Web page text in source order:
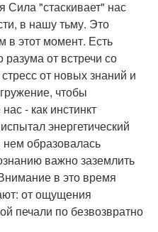
"стаскивает" нас
в нашу тьму. Это
в этот момент. Есть
от встречи со
от новых знаний и
чтобы
- как инстинкт
энергетический
нем образовалась
важно заземлить
в это время
от ощущения
печали по безвозвратно